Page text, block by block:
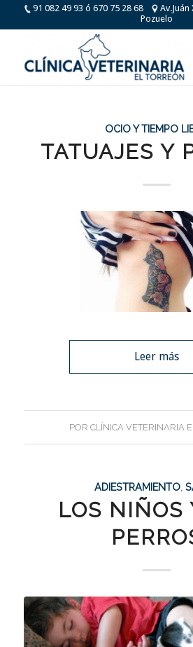
91 082 49 93 ó 670 75 28 68
Av.Juán
Pozuelo
OCIO Y TIEMPO
TATUAJES Y
Leer más
PORCLÍNICA VETERINARIA
ADIESTRAMIENTO,
LOS NIÑOS